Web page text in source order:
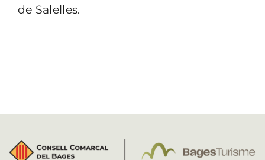
de Salelles.